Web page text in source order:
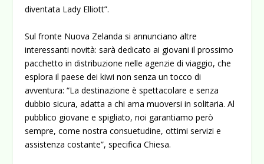
diventata Lady Elliott”.
Sul fronte Nuova Zelanda si annunciano altre
interessanti novità: sarà dedicato ai giovani il prossimo
pacchetto in distribuzione nelle agenzie di viaggio, che
esplora il paese dei kiwi non senza un tocco di
avventura: “La destinazione è spettacolare e senza
dubbio sicura, adatta a chi ama muoversi in solitaria. Al
pubblico giovane e spigliato, noi garantiamo però
sempre, come nostra consuetudine, ottimi servizi e
assistenza costante”, specifica Chiesa.